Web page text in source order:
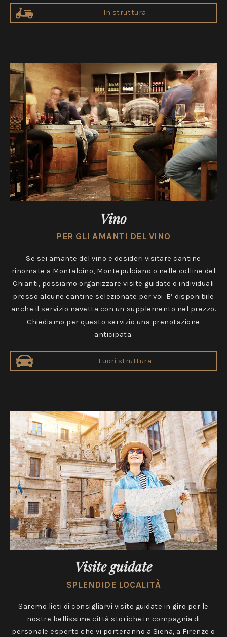
In struttura
Vino
PER GLI AMANTI DEL VINO
Se sei amante del vino e desideri visitare cantine
rinomate a Montalcino, Montepulciano o nelle colline del
Chianti, possiamo organizzare visite guidate o individuali
presso alcune cantine selezionate per voi. E’ disponibile
anche il servizio navetta con un supplemento nel prezzo.
Chiediamo per questo servizio una prenotazione
anticipata.
Fuori struttura
Visite guidate
SPLENDIDE LOCALITÀ
Saremo lieti di consigliarvi visite guidate in giro per le
nostre bellissime città storiche in compagnia di
personale esperto che vi porteranno a Siena, a Firenze o